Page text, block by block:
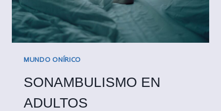
MUNDO ONÍRICO
SONAMBULISMO EN
ADULTOS